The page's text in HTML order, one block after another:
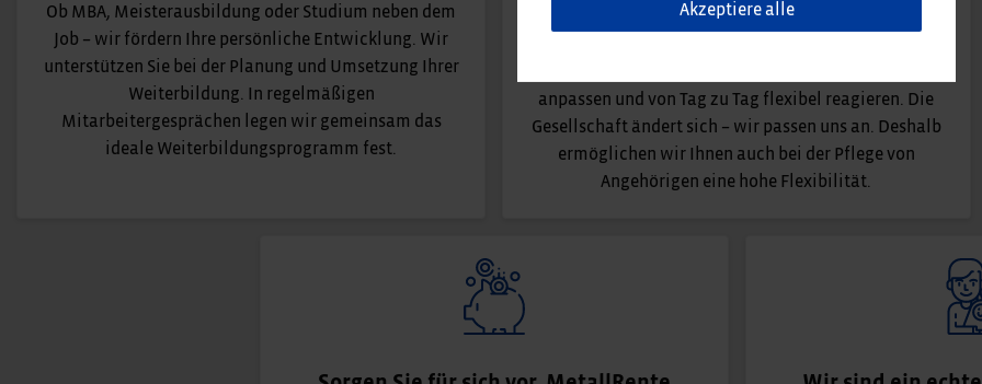
Ob MBA, Meisterausbildung oder Studium neben dem
Job – wir fördern Ihre persönliche Entwicklung. Wir
unterstützen Sie bei der Planung und Umsetzung Ihrer
Weiterbildung. In regelmäßigen
Mitarbeitergesprächen legen wir gemeinsam das
ideale Weiterbildungsprogramm fest.
verschieben. Arbeitszeiten bis zu einem gewissen Grad
anpassen und von Tag zu Tag flexibel reagieren. Die
Gesellschaft ändert sich – wir passen uns an. Deshalb
ermöglichen wir Ihnen auch bei der Pflege von
Angehörigen eine hohe Flexibilität.
Akzeptiere alle